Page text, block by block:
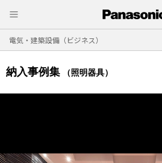
電気・建築設備（ビジネス）
納入事例集 （照明器具）